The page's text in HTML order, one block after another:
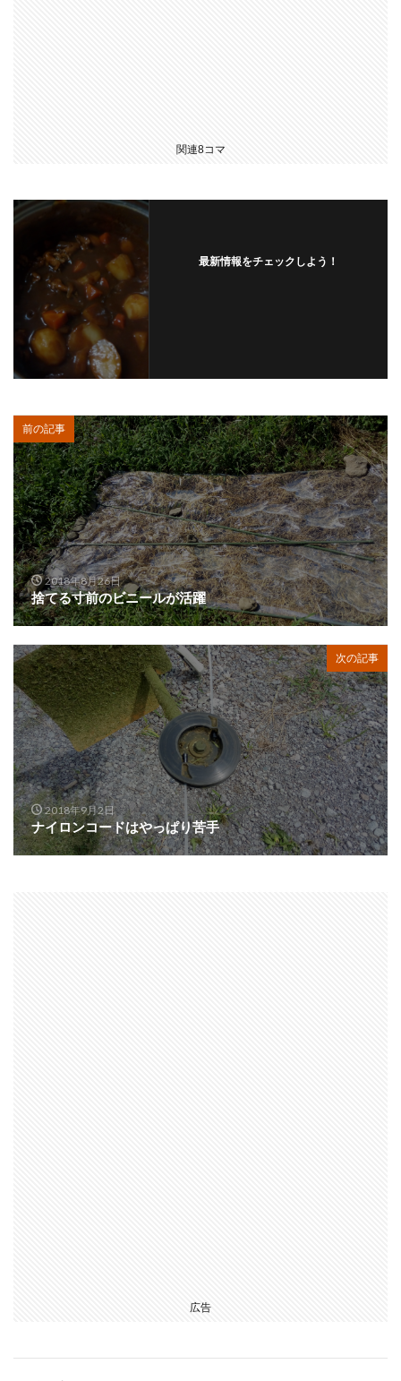
関連8コマ
最新情報をチェックしよう！
前の記事
2018年8月26日
捨てる寸前のビニールが活躍
次の記事
2018年9月2日
ナイロンコードはやっぱり苦手
広告